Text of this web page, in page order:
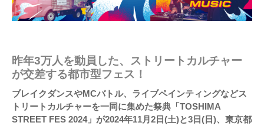
昨年3万人を動員した、ストリートカルチャー
が交差する都市型フェス！
ブレイクダンスやMCバトル、ライブペインティングなどス
トリートカルチャーを一同に集めた祭典「TOSHIMA
STREET FES 2024」が2024年11月2日(土)と3日(日)、東京都